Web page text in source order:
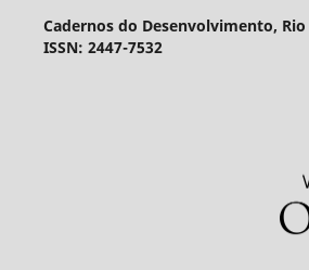
Cadernos do Desenvolvimento,
ISSN: 2447-7532